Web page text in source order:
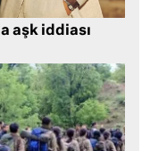
aşk iddiası